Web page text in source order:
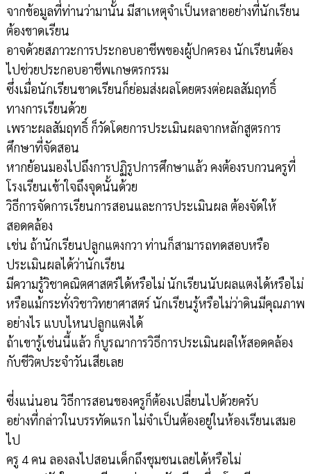
จากข้อมูลที่ท่านว่ามานั้น มีสาเหตุจำเป็นหลายอย่างที่นักเรียน
ต้องขาดเรียน
อาจด้วยสภาวะการประกอบอาชีพของผู้ปกครอง นักเรียนต้อง
ไปช่วยประกอบอาชีพเกษตรกรรม
ซึ่งเมื่อนักเรียนขาดเรียนก็ย่อมส่งผลโดยตรงต่อผลสัมฤทธิ์
ทางการเรียนด้วย
เพราะผลสัมฤทธิ์ ก็วัดโดยการประเมินผลจากหลักสูตรการ
ศึกษาที่จัดสอน
หากย้อนมองไปถึงการปฏิรูปการศึกษาแล้ว คงต้องรบกวนครูที่
โรงเรียนเข้าใจถึงจุดนั้นด้วย
วิธีการจัดการเรียนการสอนและการประเมินผล ต้องจัดให้
สอดคล้อง
เช่น ถ้านักเรียนปลูกแตงกวา ท่านก็สามารถทดสอบหรือ
ประเมินผลได้ว่านักเรียน
มีความรู้วิชาคณิตศาสตร์ได้หรือไม่ นักเรียนนับผลแตงได้หรือไม่
หรือแม้กระทั่งวิชาวิทยาศาสตร์ นักเรียนรู้หรือไม่ว่าดินมีคุณภาพ
อย่างไร แบบไหนปลูกแตงได้
ถ้าเขารู้เช่นนี้แล้ว ก็บูรณาการวิธีการประเมินผลให้สอดคล้อง
กับชีวิตประจำวันเสียเลย
ซี่งแน่นอน วิธีการสอนของครูก็ต้องเปลี่ยนไปด้วยครับ
อย่างที่กล่าวในบรรทัดแรก ไม่จำเป็นต้องอยู่ในห้องเรียนเสมอ
ไป
ครู 4 คน ลองลงไปสอนเด็กถึงชุมชนเลยได้หรือไม่